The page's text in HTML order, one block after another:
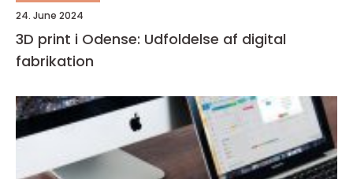
24. June 2024
3D print i Odense: Udfoldelse af digital
fabrikation